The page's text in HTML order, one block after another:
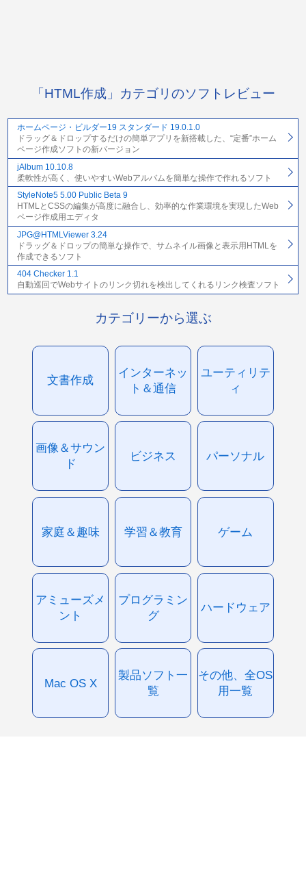
「HTML作成」カテゴリのソフトレビュー
ホームページ・ビルダー19 スタンダード 19.0.1.0
ドラッグ＆ドロップするだけの簡単アプリを新搭載した、“定番”ホーム
ページ作成ソフトの新バージョン
jAlbum 10.10.8
柔軟性が高く、使いやすいWebアルバムを簡単な操作で作れるソフト
StyleNote5 5.00 Public Beta 9
HTMLとCSSの編集が高度に融合し、効率的な作業環境を実現したWeb
ページ作成用エディタ
JPG@HTMLViewer 3.24
ドラッグ＆ドロップの簡単な操作で、サムネイル画像と表示用HTMLを
作成できるソフト
404 Checker 1.1
自動巡回でWebサイトのリンク切れを検出してくれるリンク検査ソフト
カテゴリーから選ぶ
文書作成
インターネッ
ト＆通信
ユーティリテ
ィ
画像＆サウン
ド
ビジネス パーソナル
家庭＆趣味 学習＆教育 ゲーム
アミューズメ
ント
プログラミン
グ
ハードウェア
Mac OS X
製品ソフト一
覧
その他、全OS
用一覧